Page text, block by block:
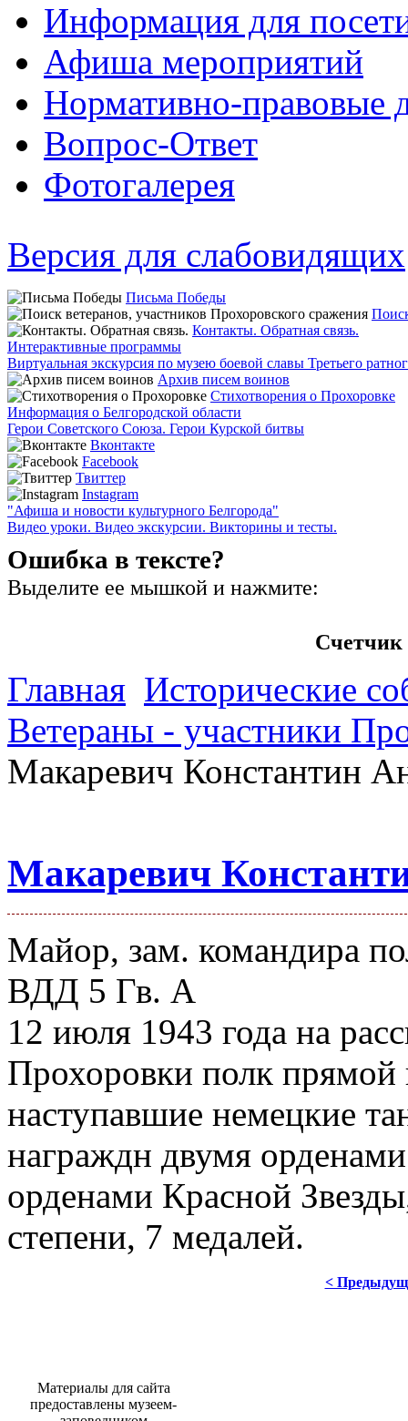
Информация для
Афиша мероприятий
Нормативно-правовые
Вопрос-Ответ
Фотогалерея
Версия для слабовидящих
Письма Победы
Контакты. Обратная связь.
Интерактивные программы
Виртуальная экскурсия по музею боевой славы Третьего
Архив писем воинов
Стихотворения о Прохоровке
Информация о Белгородской области
Герои Советского Союза. Герои Курской битвы
Вконтакте
Facebook
Твиттер
Instagram
"Афиша и новости культурного Белгорода"
Видео уроки. Видео экскурсии. Викторины и тесты.
Ошибка в тексте?
Выделите ее мышкой и нажмите:
Счетчик
Главная Исторические
Ветераны - участники
Макаревич Константин
Макаревич
Майор, зам. командира
ВДД 5 Гв. А
12 июля 1943 года на
Прохоровки полк прямой
наступавшие немецкие
награждн двумя
орденами Красной
степени, 7 медалей.
<
Материалы для сайта
предоставлены музеем-